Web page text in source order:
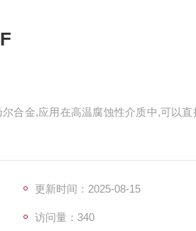
合金,应用在高温腐蚀性介质中,可以直
更新时间：2025-08-15
访问量：340